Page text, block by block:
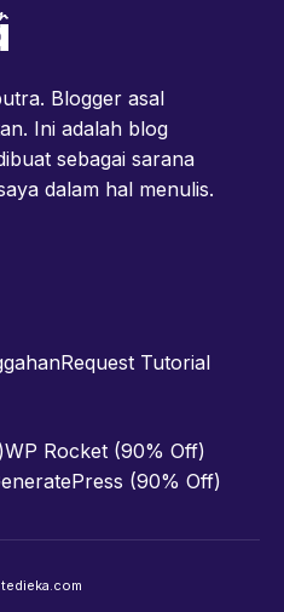
Blogger asal
Ini adalah blog
sebagai sarana
dalam hal menulis.
Request Tutorial
WP Rocket (90% Off)
(90% Off)